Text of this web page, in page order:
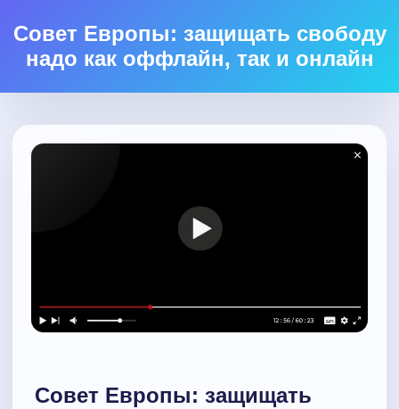
Совет Европы: защищать свободу
надо как оффлайн, так и онлайн
Совет Европы: защищать